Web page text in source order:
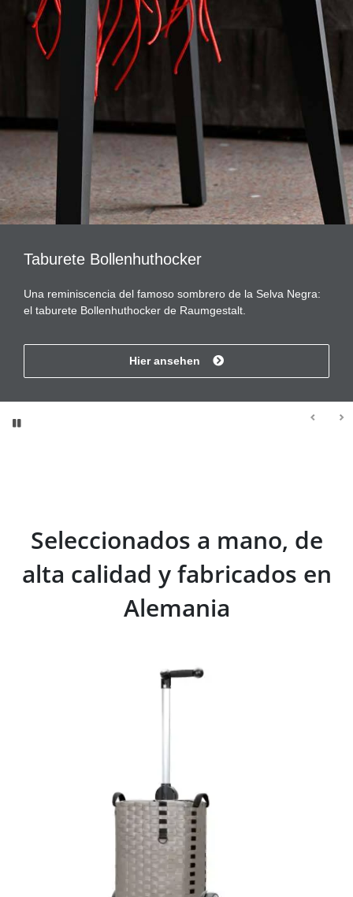
Taburete Bollenhuthocker
Una reminiscencia del famoso sombrero de la Selva Negra:
el taburete Bollenhuthocker de Raumgestalt.
Hier ansehen
Seleccionados a mano, de
alta calidad y fabricados en
Alemania